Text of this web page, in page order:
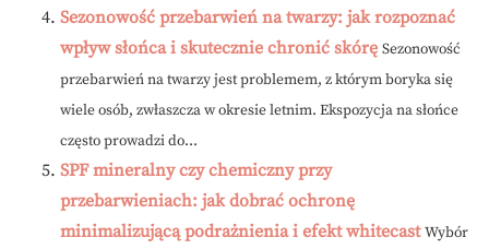
Sezonowość przebarwień na twarzy: jak rozpoznać
wpływ słońca i skutecznie chronić skórę Sezonowość
przebarwień na twarzy jest problemem, z którym boryka się
wiele osób, zwłaszcza w okresie letnim. Ekspozycja na słońce
często prowadzi do...
SPF mineralny czy chemiczny przy
przebarwieniach: jak dobrać ochronę
minimalizującą podrażnienia i efekt whitecast Wybór